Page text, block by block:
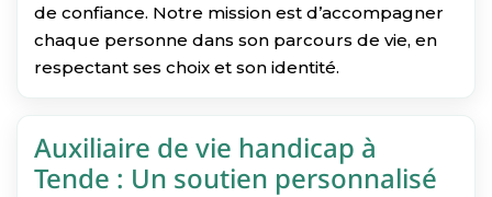
de confiance. Notre mission est d’accompagner
chaque personne dans son parcours de vie, en
respectant ses choix et son identité.
Auxiliaire de vie handicap à
Tende : Un soutien personnalisé